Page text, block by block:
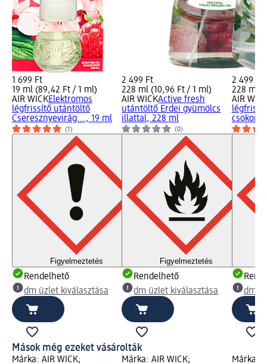
1 699 Ft
19 ml (89,42 Ft / 1 ml)
AIR WICKElektromos
légfrissítő utántöltő
Cseresznyevirág..., 19 ml
(1)
Figyelmeztetés
Rendelhető
dm üzlet kiválasztása
2 499 Ft
228 ml (10,96 Ft / 1 ml)
AIR WICKActive fresh
utántöltő Erdei gyümölcs
illattal, 228 ml
(0)
Figyelmeztetés
Rendelhető
dm üzlet kiválasztása
2 499 Ft
228 ml
AIR
csokor,
dm
Mások még ezeket vásárolták
Márka: AIR WICK;
Márka: AIR WICK;
Márka: